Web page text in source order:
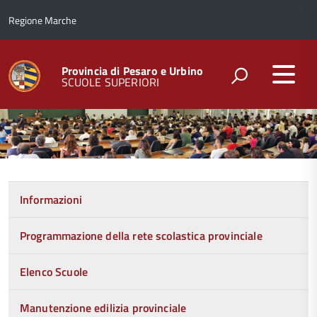
Regione Marche
Provincia di Pesaro e Urbino
SCUOLE SUPERIORI
Menu
di
navigazione
Informazioni
Programmazione della rete scolastica provinciale
Elenco Scuole
Manutenzione edilizia provinciale